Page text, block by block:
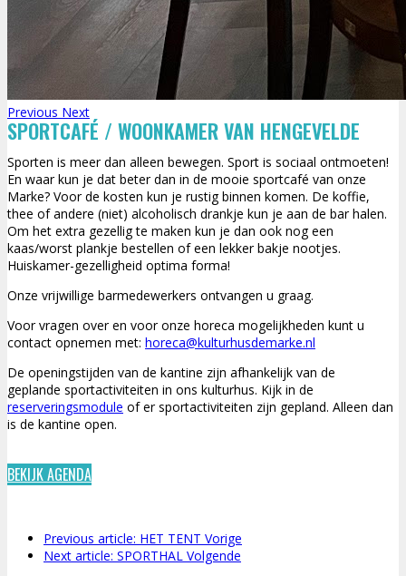
Previous Next
SPORTCAFÉ / WOONKAMER VAN HENGEVELDE
Sporten is meer dan alleen bewegen. Sport is sociaal ontmoeten!
En waar kun je dat beter dan in de mooie sportcafé van onze
Marke? Voor de kosten kun je rustig binnen komen. De koffie,
thee of andere (niet) alcoholisch drankje kun je aan de bar halen.
Om het extra gezellig te maken kun je dan ook nog een
kaas/worst plankje bestellen of een lekker bakje nootjes.
Huiskamer-gezelligheid optima forma!
Onze vrijwillige barmedewerkers ontvangen u graag.
Voor vragen over en voor onze horeca mogelijkheden kunt u
contact opnemen met: horeca@kulturhusdemarke.nl
De openingstijden van de kantine zijn afhankelijk van de
geplande sportactiviteiten in ons kulturhus. Kijk in de
reserveringsmodule of er sportactiviteiten zijn gepland. Alleen dan
is de kantine open.
BEKIJK AGENDA
Previous article: HET TENT Vorige
Next article: SPORTHAL Volgende